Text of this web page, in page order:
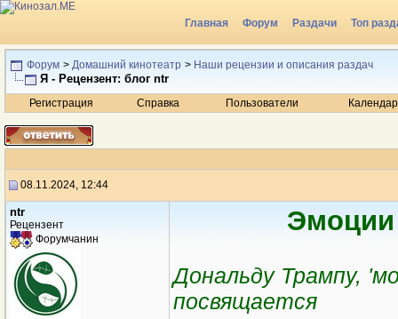
Главная Форум Раздачи Топ
Радио
Форум > Домашний кинотеатр > Наши рецензии и описания раздач
Я - Рецензент: блог ntr
Регистрация Справка Пользователи
08.11.2024, 12:44
ntr
Рецензент
Форумчанин
Эмоции
Дональду Трампу,
посвящается